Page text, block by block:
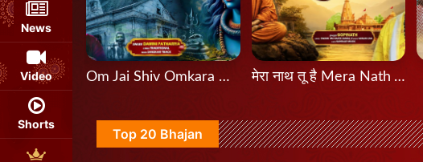
News
Video
Shorts
Om Jai Shiv Omkara ॐ जय शिव ओंकारा मेरा नाथ तू है Mera Nath Tu Hai
Top 20 Bhajan